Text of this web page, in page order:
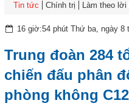
Tin tức
Chính trị Làm theo lời
16 giờ:54 phút Thứ ba, ngày 8
Trung đoàn 284
chiến đấu phân
phòng không